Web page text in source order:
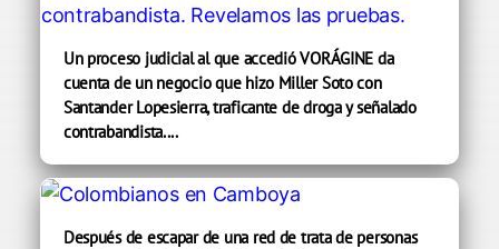
Un proceso judicial al que accedió VORÁGINE da
cuenta de un negocio que hizo Miller Soto con
Santander Lopesierra, traficante de droga y señalado
contrabandista....
Después de escapar de una red de trata de personas